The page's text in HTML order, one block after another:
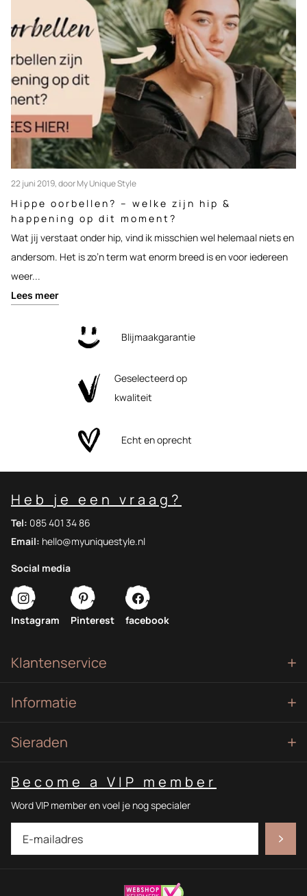
22 juni 2019, door My Unique Style
Hippe oorbellen? – welke zijn hip &
happening op dit moment?
Wat jij verstaat onder hip, vind ik misschien wel helemaal niets en
andersom. Het is zo’n term wat enorm breed is en voor iedereen
weer...
Lees meer
Blijmaakgarantie
Geselecteerd op
kwaliteit
Echt en oprecht
Klantenservice
Informatie
Sieraden
Become a VIP member
Word VIP member en voel je nog specialer
Heb je een vraag?
Tel: 085 401 34 86
Email: hello@myuniquestyle.nl
Social media
Instagram Pinterest facebook